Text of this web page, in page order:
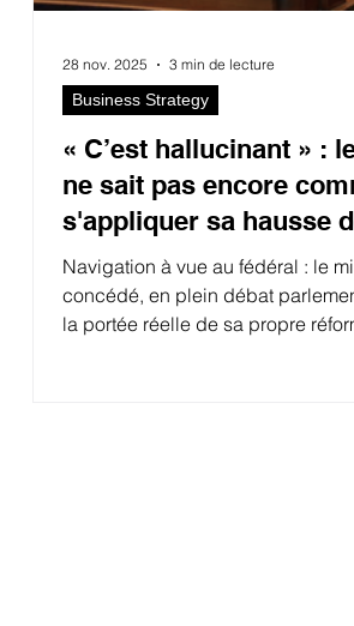
« C’est hallucinant » :
ne sait pas encore
s'appliquer sa hausse
Navigation à vue au fédéral : le
concédé, en plein débat
la portée réelle de sa propre
Business Strategy
28 nov. 2025 3 min de lecture